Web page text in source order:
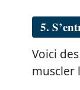
5.
Voici
muscler